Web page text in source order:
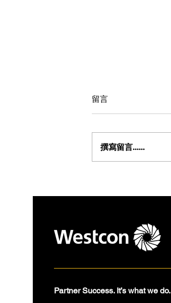
留言
撰寫留言......
Partner Success. It’s what we do.